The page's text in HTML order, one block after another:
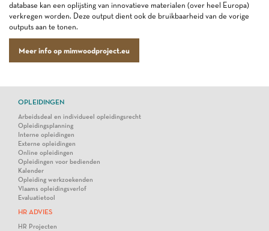
database kan een oplijsting van innovatieve materialen (over heel Europa)
verkregen worden. Deze output dient ook de bruikbaarheid van de vorige
outputs aan te tonen.
Meer info op mimwoodproject.eu
OPLEIDINGEN
Arbeidsdeal en individueel opleidingsrecht
Opleidingsplanning
Interne opleidingen
Externe opleidingen
Online opleidingen
Opleidingen voor bedienden
Kalender
Opleiding werkzoekenden
Vlaams opleidingsverlof
Evaluatietool
HR ADVIES
HR Projecten